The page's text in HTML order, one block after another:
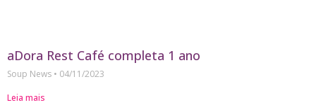
aDora Rest Café completa 1 ano
Soup News
04/11/2023
Leia mais